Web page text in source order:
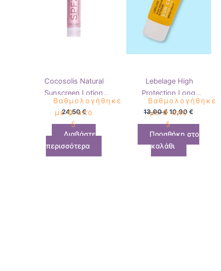
Cocosolis Natural
Sunscreen Lotion
SPF30 100ml
Βαθμολογήθηκε
με0από
5
24,50€
Διαβάστε
περισσότερα
Lebelage High
Protection Long
Lasting Sun Cream
30ml
Βαθμολογήθηκε
με0από
5
13,90€10,90€
Προσθήκη στο
καλάθι